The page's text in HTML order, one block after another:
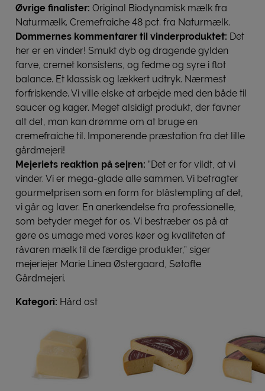
Øvrige finalister: Original Biodynamisk mælk fra
Naturmælk. Cremefraiche 48 pct. fra Naturmælk.
Dommernes kommentarer til vinderproduktet: Det
her er en vinder! Smukt dyb og dragende gylden
farve, cremet konsistens, og fedme og syre i flot
balance. Et klassisk og lækkert udtryk. Nærmest
forfriskende. Vi ville elske at arbejde med den både til
saucer og kager. Meget alsidigt produkt, der favner
alt det, man kan drømme om at bruge en
cremefraiche til. Imponerende præstation fra det lille
gårdmejeri!
Mejeriets reaktion på sejren: ”Det er for vildt, at vi
vinder. Vi er mega-glade alle sammen. Vi betragter
gourmetprisen som en form for blåstempling af det,
vi går og laver. En anerkendelse fra professionelle,
som betyder meget for os. Vi bestræber os på at
gøre os umage med vores køer og kvaliteten af
råvaren mælk til de færdige produkter,” siger
mejeriejer Marie Linea Østergaard, Søtofte
Gårdmejeri.
Kategori: Hård ost